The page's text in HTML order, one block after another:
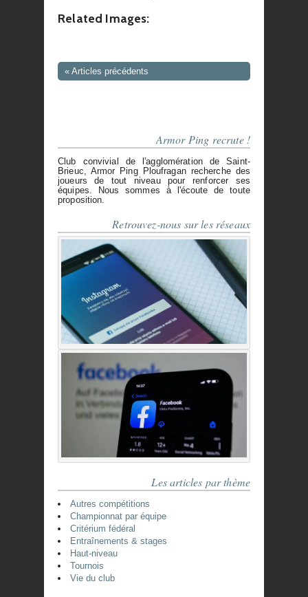
Related Images:
Navigation
dans
« Articles précédents
Armor Ping recrute !
Club convivial de l'agglomération de Saint-
Brieuc, Armor Ping Ploufragan recherche des
joueurs de tout niveau pour renforcer ses
équipes. Nous sommes à l'écoute de toute
proposition.
Retrouvez-nous sur les réseaux
Les articles par thème
Autres compétitions
Championnat par équipe
Critérium fédéral
Entraînements & stages
Haut-niveau
Tournois
Vie du club